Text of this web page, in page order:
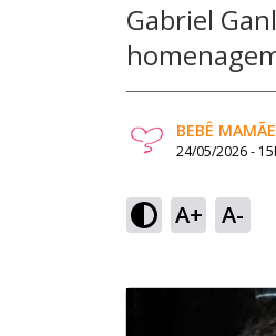
Gabriel
BEBÊ MAMÃE
24/05/2026 -
A+ A-